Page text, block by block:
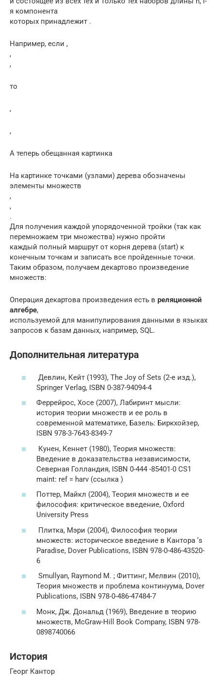
я компонента
которых принадлежит .
Например, если ,
,
,
то
,
,
А теперь обещанная картинка
На картинке точками (узлами) дерева обозначены
элементы множеств
,
,
.
Для получения каждой упорядоченной тройки (так как
перемножаем три множества) нужно пройти
каждый полный маршрут от корня дерева (start) к
конечным точкам и записать все пройденные точки.
Таким образом, получаем декартово произведение
множеств:
Операция декартова произведения есть в реляционной
алгебре,
используемой для манипулирования данными в языках
запросов к базам данных, например, SQL.
Дополнительная литература
Девлин, Кейт (1993), The Joy of Sets (2-е изд.),
Springer Verlag, ISBN 0-387-94094-4
Феррейрос, Хосе (2007), Лабиринт мысли:
история теории множеств и ее роль в
современной математике, Базель: Биркхойзер,
ISBN 978-3-7643-8349-7
Кунен, Кеннет (1980), Теория множеств:
Введение в доказательства независимости,
Северная Голландия, ISBN 0-444 -85401-0 CS1
maint: ref = harv (ссылка )
Поттер, Майкл (2004), Теория множеств и ее
философия: критическое введение, Oxford
University Press
Плитка, Мэри (2004), Философия теории
множеств: историческое введение в Кантора ‘s
Paradise, Dover Publications, ISBN 978-0-486-43520-
6
Smullyan, Raymond M. ; Фиттинг, Мелвин (2010),
Теория множеств и проблема континуума, Dover
Publications, ISBN 978-0-486-47484-7
Монк, Дж. Дональд (1969), Введение в теорию
множеств, McGraw-Hill Book Company, ISBN 978-
0898740066
История
Георг Кантор